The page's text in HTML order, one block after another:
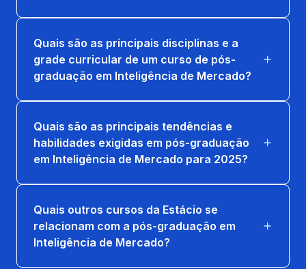
Quais são as principais disciplinas e a
grade curricular de um curso de pós-
graduação em Inteligência de Mercado?
Quais são as principais tendências e
habilidades exigidas em pós-graduação
em Inteligência de Mercado para 2025?
Quais outros cursos da Estácio se
relacionam com a pós-graduação em
Inteligência de Mercado?